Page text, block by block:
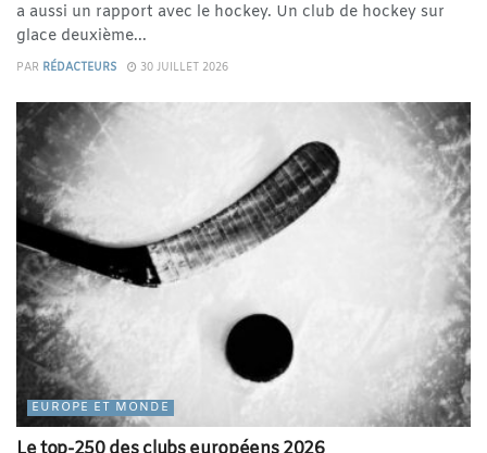
a aussi un rapport avec le hockey. Un club de hockey sur
glace deuxième...
PAR RÉDACTEURS 30 JUILLET 2026
EUROPE ET MONDE